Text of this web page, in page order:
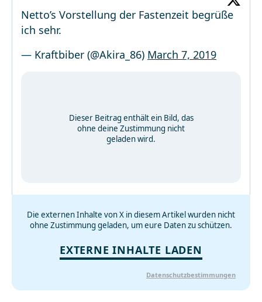
Netto’s Vorstellung der Fastenzeit begrüße
ich sehr.
— Kraftbiber (@Akira_86) March 7, 2019
Dieser Beitrag enthält ein Bild, das
ohne deine Zustimmung nicht
geladen wird.
Die externen Inhalte von X in diesem Artikel wurden nicht
ohne Zustimmung geladen, um eure Daten zu schützen.
EXTERNE INHALTE LADEN
Datenschutzbestimmungen